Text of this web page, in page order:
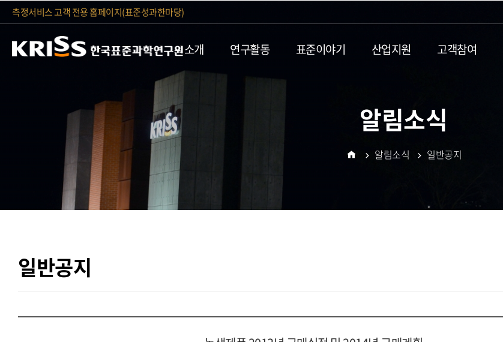
측정서비스 고객 전용 홈페이지(표준성과한마당)
소개 연구활동 표준이야기 산업지원 고객참여
알림소식
일반공지
알림소식 일반공지